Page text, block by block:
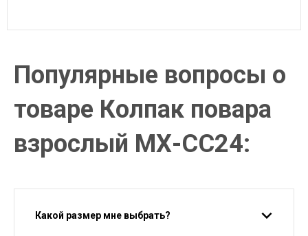
Популярные вопросы о
товаре Колпак повара
взрослый МХ-СС24:
Какой размер мне выбрать?